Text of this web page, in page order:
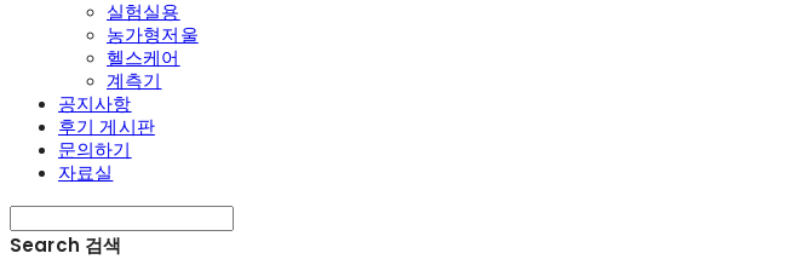
실험실용
농가형저울
헬스케어
계측기
공지사항
후기 게시판
문의하기
자료실
Search 검색